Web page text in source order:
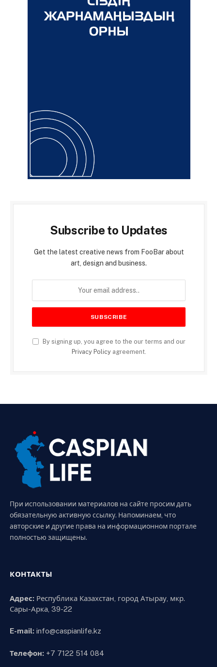
Subscribe to Updates
Get the latest creative news from FooBar about
art, design and business.
By signing up, you agree to the our terms and our
Privacy Policyagreement.
При использовании материалов на сайте просим дать
обязательную активную ссылку. Напоминаем, что
авторские и другие права на информационном портале
полностью защищены.
КОНТАКТЫ
Адрес: Республика Казахстан, город Атырау, мкр.
Сары-Арка, 39-22
E-mail: info@caspianlife.kz
Телефон: +7 7122 514 084